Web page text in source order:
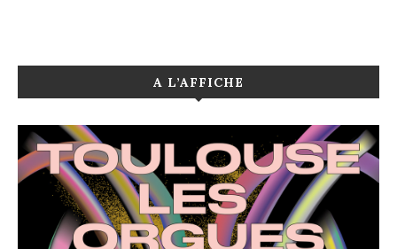
A L’AFFICHE